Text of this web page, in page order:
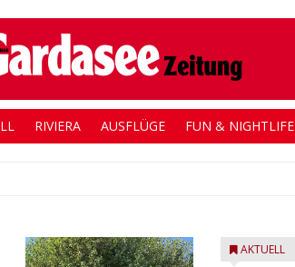
RIVIERA AUSFLÜGE FUN & NIGHTLIFE
AKTUELL